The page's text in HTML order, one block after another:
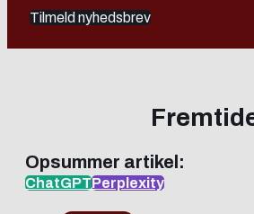
Tilmeld nyhedsbrev
Opsummer artikel:
ChatGPTPerplexity